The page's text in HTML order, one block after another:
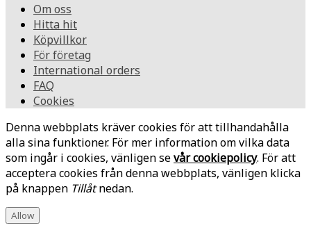
Om oss
Hitta hit
Köpvillkor
För företag
International orders
FAQ
Cookies
Denna webbplats kräver cookies för att tillhandahålla
alla sina funktioner. För mer information om vilka data
som ingår i cookies, vänligen sevår cookiepolicy. För att
acceptera cookies från denna webbplats, vänligen klicka
på knappen Tillåtnedan.
Allow